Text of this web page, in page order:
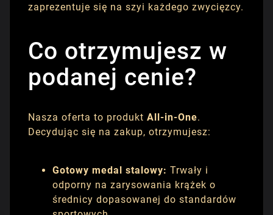
zaprezentuje się na szyi każdego zwycięzcy.
Co otrzymujesz w
podanej cenie?
Nasza oferta to produkt All-in-One.
Decydując się na zakup, otrzymujesz:
Gotowy medal stalowy: Trwały i
odporny na zarysowania krążek o
średnicy dopasowanej do standardów